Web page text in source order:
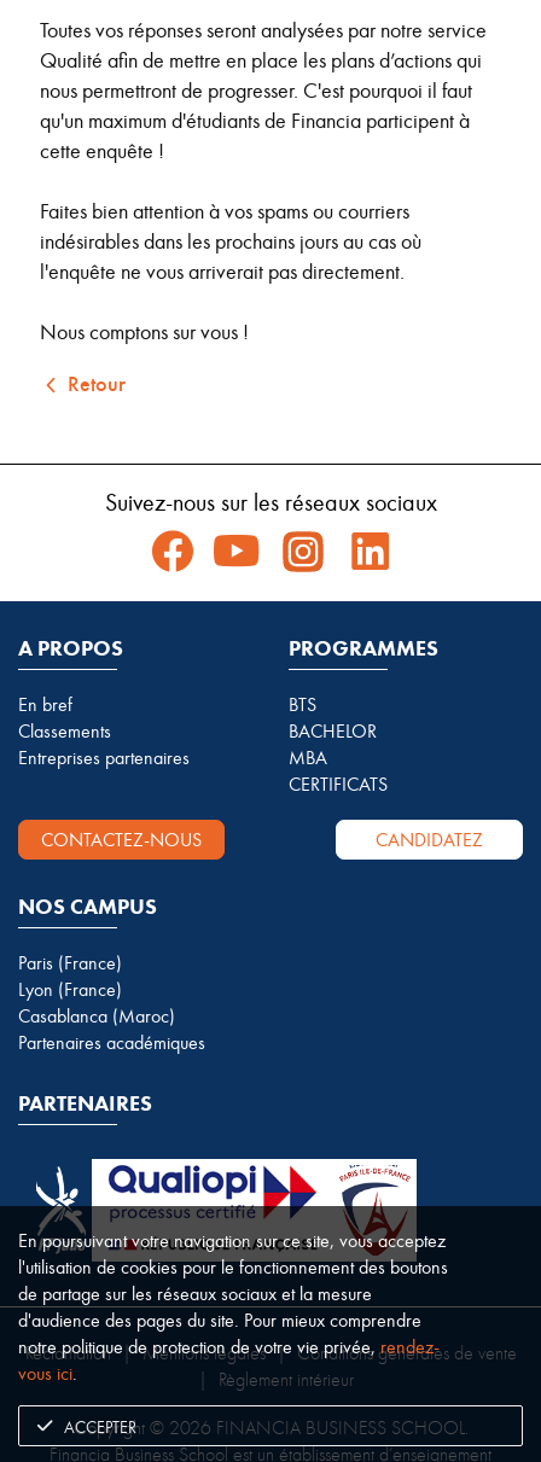
Toutes vos réponses seront analysées par notre service
Qualité afin de mettre en place les plans d’actions qui
nous permettront de progresser. C'est pourquoi il faut
qu'un maximum d'étudiants de Financia participent à
cette enquête !
Faites bien attention à vos spams ou courriers
indésirables dans les prochains jours au cas où
l'enquête ne vous arriverait pas directement.
Nous comptons sur vous !
Retour
Suivez-nous sur les réseaux sociaux
A PROPOS
En bref
Classements
Entreprises partenaires
PROGRAMMES
BTS
BACHELOR
MBA
CERTIFICATS
CONTACTEZ-NOUS CANDIDATEZ
NOS CAMPUS
Paris (France)
Lyon (France)
Casablanca (Maroc)
Partenaires académiques
PARTENAIRES
Copyright © 2026 FINANCIA BUSINESS SCHOOL.
Financia Business School est un établissement d’enseignement
Réclamation | Mentions légales | Conditions générales de vente
Règlement intérieur
En poursuivant votre navigation sur ce site, vous acceptez
l'utilisation de cookies pour le fonctionnement des boutons
de partage sur les réseaux sociaux et la mesure
d'audience des pages du site. Pour mieux comprendre
notre politique de protection de votre vie privée,rendez-
vous ici.
ACCEPTER